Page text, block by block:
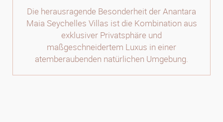
Die herausragende Besonderheit der Anantara
Maia Seychelles Villas ist die Kombination aus
exklusiver Privatsphäre und
maßgeschneidertem Luxus in einer
atemberaubenden natürlichen Umgebung.